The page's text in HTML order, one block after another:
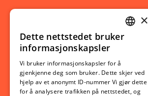
Ny student
Utveksling
Opptak
Lov- og regelverk
NORWEGIAN
×
Dette nettstedet bruker
informasjonskapsler
Vi bruker informasjonskapsler for å
gjenkjenne deg som bruker. Dette skjer ved
hjelp av et anonymt ID-nummer Vi gjør dette
for å analysere trafikken på nettstedet, og